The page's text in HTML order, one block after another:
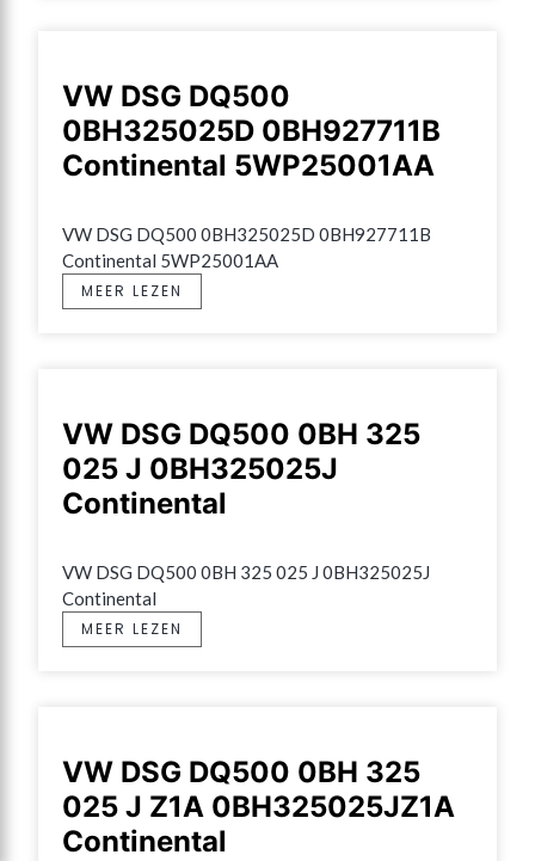
VW DSG DQ500
0BH325025D 0BH927711B
Continental 5WP25001AA
VW DSG DQ500 0BH325025D 0BH927711B
Continental 5WP25001AA
MEER LEZEN
VW DSG DQ500 0BH 325
025 J 0BH325025J
Continental
VW DSG DQ500 0BH 325 025 J 0BH325025J
Continental
MEER LEZEN
VW DSG DQ500 0BH 325
025 J Z1A 0BH325025JZ1A
Continental